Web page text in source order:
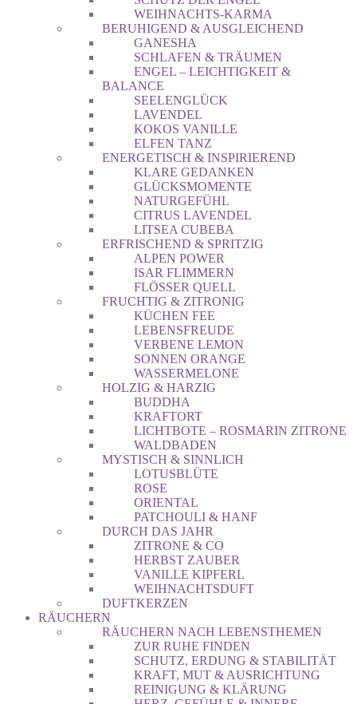
WEIHNACHTS-KARMA
BERUHIGEND & AUSGLEICHEND
GANESHA
SCHLAFEN & TRÄUMEN
ENGEL – LEICHTIGKEIT &
BALANCE
SEELENGLÜCK
LAVENDEL
KOKOS VANILLE
ELFEN TANZ
ENERGETISCH & INSPIRIEREND
KLARE GEDANKEN
GLÜCKSMOMENTE
NATURGEFÜHL
CITRUS LAVENDEL
LITSEA CUBEBA
ERFRISCHEND & SPRITZIG
ALPEN POWER
ISAR FLIMMERN
FLÖSSER QUELL
FRUCHTIG & ZITRONIG
KÜCHEN FEE
LEBENSFREUDE
VERBENE LEMON
SONNEN ORANGE
WASSERMELONE
HOLZIG & HARZIG
BUDDHA
KRAFTORT
LICHTBOTE – ROSMARIN ZITRONE
WALDBADEN
MYSTISCH & SINNLICH
LOTUSBLÜTE
ROSE
ORIENTAL
PATCHOULI & HANF
DURCH DAS JAHR
ZITRONE & CO
HERBST ZAUBER
VANILLE KIPFERL
WEIHNACHTSDUFT
DUFTKERZEN
RÄUCHERN
RÄUCHERN NACH LEBENSTHEMEN
ZUR RUHE FINDEN
SCHUTZ, ERDUNG & STABILITÄT
KRAFT, MUT & AUSRICHTUNG
REINIGUNG & KLÄRUNG